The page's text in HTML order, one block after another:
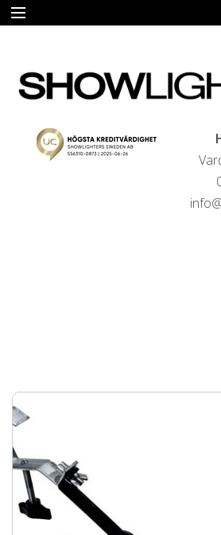
HYRA
FÖRSÄLJNING
LIVESTREAMINGTJÄNSTER